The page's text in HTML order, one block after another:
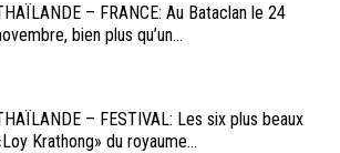
– FRANCE: Au Bataclan le 24
bien plus qu’un...
– FESTIVAL: Les six plus beaux
Krathong» du royaume...